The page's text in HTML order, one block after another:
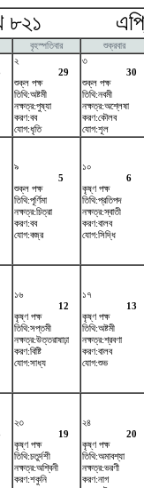
৮২১
বৃহস্পতিবার
শুক্রবার
২
29
শুক্ল পক্ষ
তিথি:অষ্টমী
নক্ষত্র:পুষ্যা
করণ:বব
যোগ:ধৃতি
৩
30
শুক্ল পক্ষ
তিথি:নবমী
নক্ষত্র:অশ্লেষা
করণ:কৌলব
যোগ:শূল
৯
5
শুক্ল পক্ষ
তিথি:পূর্ণিমা
নক্ষত্র:চিত্রা
করণ:বব
যোগ:বজ্র
১০
6
কৃষ্ণ পক্ষ
তিথি:প্রতিপদ
নক্ষত্র:স্বাতী
করণ:বালব
যোগ:সিদ্ধি
১৬
12
কৃষ্ণ পক্ষ
তিথি:সপ্তমী
নক্ষত্র:উত্তরাষাঢ়া
করণ:বিষ্টি
যোগ:সাধ্য
১৭
13
কৃষ্ণ পক্ষ
তিথি:অষ্টমী
নক্ষত্র:শ্রবণা
করণ:বালব
যোগ:শুভ
২৩
19
কৃষ্ণ পক্ষ
তিথি:চতুর্দশী
নক্ষত্র:অশ্বিনী
করণ:শকুনি
২৪
20
কৃষ্ণ পক্ষ
তিথি:অমাবশ্যা
নক্ষত্র:ভরণী
করণ:নাগ